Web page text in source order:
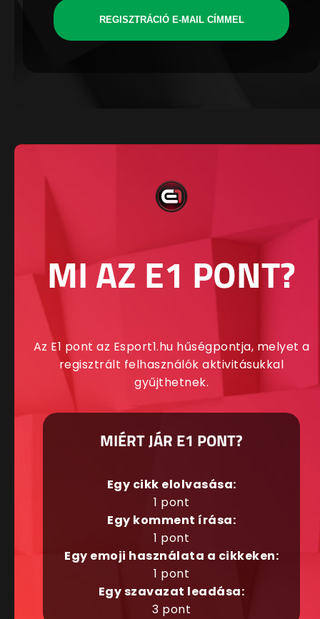
REGISZTRÁCIÓ E-MAIL CÍMMEL
MI AZ E1 PONT?
Az E1 pont az Esport1.hu hűségpontja, melyet a
regisztrált felhasználók aktivitásukkal
gyűjthetnek.
MIÉRT JÁR E1 PONT?
Egy cikk elolvasása:
1 pont
Egy komment írása:
1 pont
Egy emoji használata a cikkeken:
1 pont
Egy szavazat leadása:
3 pont